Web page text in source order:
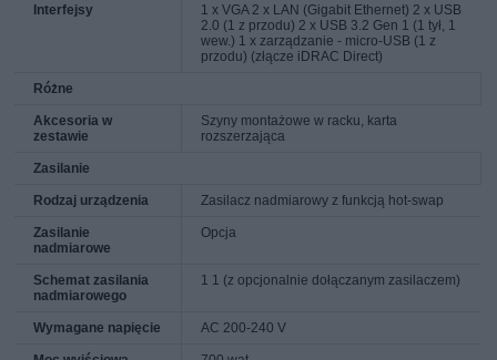
Interfejsy
1 x VGA 2 x LAN (Gigabit Ethernet) 2 x USB
2.0 (1 z przodu) 2 x USB 3.2 Gen 1 (1 tył, 1
wew.) 1 x zarządzanie - micro-USB (1 z
przodu) (złącze iDRAC Direct)
Różne
Akcesoria w
zestawie
Szyny montażowe w racku, karta
rozszerzająca
Zasilanie
Rodzaj urządzenia Zasilacz nadmiarowy z funkcją hot-swap
Zasilanie
nadmiarowe
Opcja
Schemat zasilania
nadmiarowego
1 1 (z opcjonalnie dołączanym zasilaczem)
Wymagane napięcie AC 200-240 V